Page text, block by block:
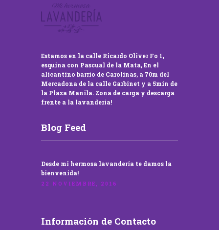
Estamos en la calle Ricardo Oliver Fo 1,
esquina con Pascual de la Mata, En el
alicantino barrio de Carolinas, a 70m del
Mercadona de la calle Garbinet y a 5min de
la Plaza Manila. Zona de carga y descarga
frente a la lavandería!
Blog Feed
Desde mi hermosa lavandería te damos la
bienvenida!
22 NOVIEMBRE, 2016
Información de Contacto